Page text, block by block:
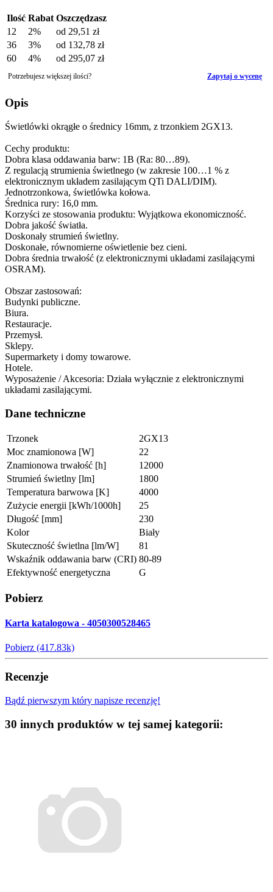
Ilość Rabat Oszczędzasz
12
2% od 29,51 zł
36
3% od 132,78 zł
60
4% od 295,07 zł
Potrzebujesz większej ilości? Zapytaj o wycenę
Opis
Świetlówki okrągłe o średnicy 16mm, z trzonkiem 2GX13.
Cechy produktu:
Dobra klasa oddawania barw: 1B (Ra: 80…89).
Z regulacją strumienia świetlnego (w zakresie 100…1 % z
elektronicznym układem zasilającym QTi DALI/DIM).
Jednotrzonkowa, świetlówka kołowa.
Średnica rury: 16,0 mm.
Korzyści ze stosowania produktu: Wyjątkowa ekonomiczność.
Dobra jakość światła.
Doskonały strumień świetlny.
Doskonałe, równomierne oświetlenie bez cieni.
Dobra średnia trwałość (z elektronicznymi układami zasilającymi
OSRAM).
Obszar zastosowań:
Budynki publiczne.
Biura.
Restauracje.
Przemysł.
Sklepy.
Supermarkety i domy towarowe.
Hotele.
Wyposażenie / Akcesoria: Działa wyłącznie z elektronicznymi
układami zasilającymi.
Dane techniczne
Trzonek
2GX13
Moc znamionowa [W]
22
Znamionowa trwałość [h]
12000
Strumień świetlny [lm]
1800
Temperatura barwowa [K]
4000
Zużycie energii [kWh/1000h]
25
Długość [mm]
230
Kolor
Biały
Skuteczność świetlna [lm/W]
81
Wskaźnik oddawania barw (CRI) 80-89
Efektywność energetyczna
G
Pobierz
Karta katalogowa - 4050300528465
Pobierz (417.83k)
Recenzje
Bądź pierwszym który napisze recenzję!
30 innych produktów w tej samej kategorii: